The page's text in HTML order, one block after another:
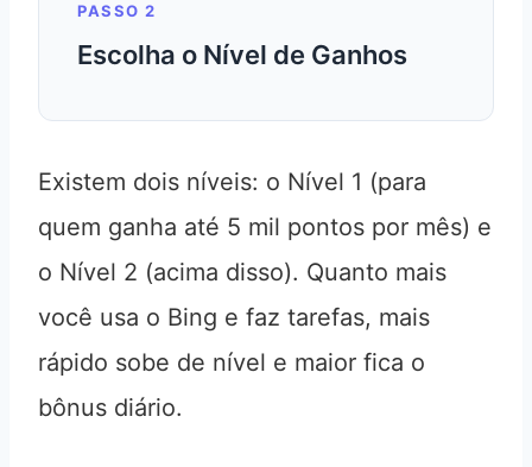
PASSO 2
Escolha o Nível de Ganhos
Existem dois níveis: o Nível 1 (para
quem ganha até 5 mil pontos por mês) e
o Nível 2 (acima disso). Quanto mais
você usa o Bing e faz tarefas, mais
rápido sobe de nível e maior fica o
bônus diário.